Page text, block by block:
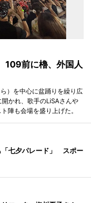
前に櫓、外国人
）を中心に盆踊りを繰り広
かれ、歌手のLiSAさんや
陣も会場を盛り上げた。
「七夕パレード」 スポー